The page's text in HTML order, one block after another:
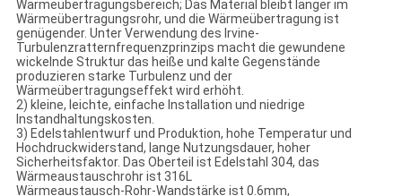
Wärmeübertragungsbereich; Das Material bleibt länger im
Wärmeübertragungsrohr, und die Wärmeübertragung ist
genügender. Unter Verwendung des Irvine-
Turbulenzratternfrequenzprinzips macht die gewundene
wickelnde Struktur das heiße und kalte Gegenstände
produzieren starke Turbulenz und der
Wärmeübertragungseffekt wird erhöht.
2) kleine, leichte, einfache Installation und niedrige
Instandhaltungskosten.
3) Edelstahlentwurf und Produktion, hohe Temperatur und
Hochdruckwiderstand, lange Nutzungsdauer, hoher
Sicherheitsfaktor. Das Oberteil ist Edelstahl 304, das
Wärmeaustauschrohr ist 316L
Wärmeaustausch-Rohr-Wandstärke ist 0.6mm,